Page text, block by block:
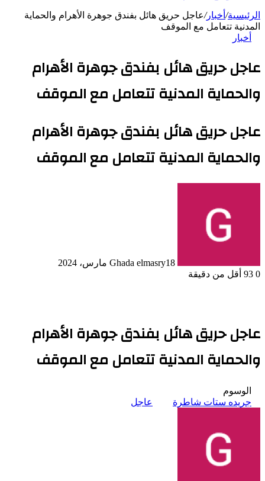
الرئيسية/ أخبار/عاجل حريق هائل بفندق جوهرة الأهرام والحماية
المدنية تتعامل مع الموقف
أخبار
عاجل حريق هائل بفندق جوهرة الأهرام
والحماية المدنية تتعامل مع الموقف
عاجل حريق هائل بفندق جوهرة الأهرام
والحماية المدنية تتعامل مع الموقف
Ghada elmasry18 مارس، 2024
0
أقل من دقيقة
عاجل حريق هائل بفندق جوهرة الأهرام
والحماية المدنية تتعامل مع الموقف
الوسوم
جريده ستات شاطرة
عاجل